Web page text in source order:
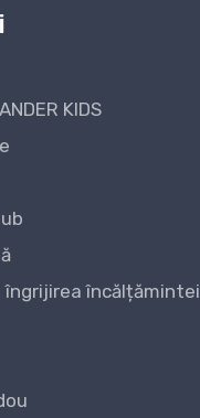
KIDS
încălțămintei